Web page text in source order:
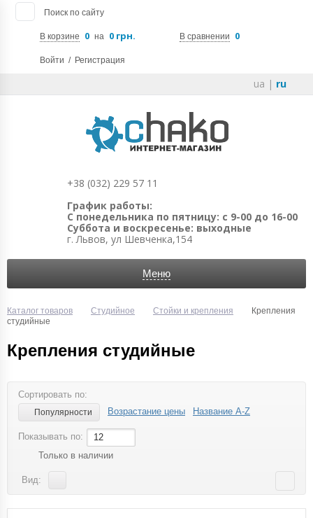
Поиск по сайту
В корзине 0 на 0 грн. В сравнении 0
Войти / Регистрация
ua | ru
+38 (032) 229 57 11
График работы:
С понедельника по пятницу: с 9-00 до 16-00
Суббота и воскресенье: выходные
г. Львов, ул Шевченка,154
Меню
Каталог товаров Студийное Стойки и крепления
Крепления
студийные
Крепления студийные
Сортировать по:
Популярности Возрастание цены Название A-Z
Показывать по:
12
Только в наличии
Вид: